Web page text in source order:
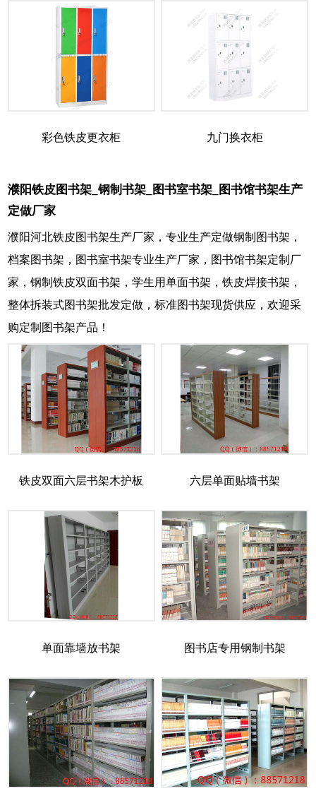
彩色铁皮更衣柜 九门换衣柜
濮阳铁皮图书架_钢制书架_图书室书架_图书馆书架生产
定做厂家
濮阳河北铁皮图书架生产厂家，专业生产定做钢制图书架，
档案图书架，图书室书架专业生产厂家，图书馆书架定制厂
家，钢制铁皮双面书架，学生用单面书架，铁皮焊接书架，
整体拆装式图书架批发定做，标准图书架现货供应，欢迎采
购定制图书架产品！
铁皮双面六层书架木护板 六层单面贴墙书架
单面靠墙放书架 图书店专用钢制书架